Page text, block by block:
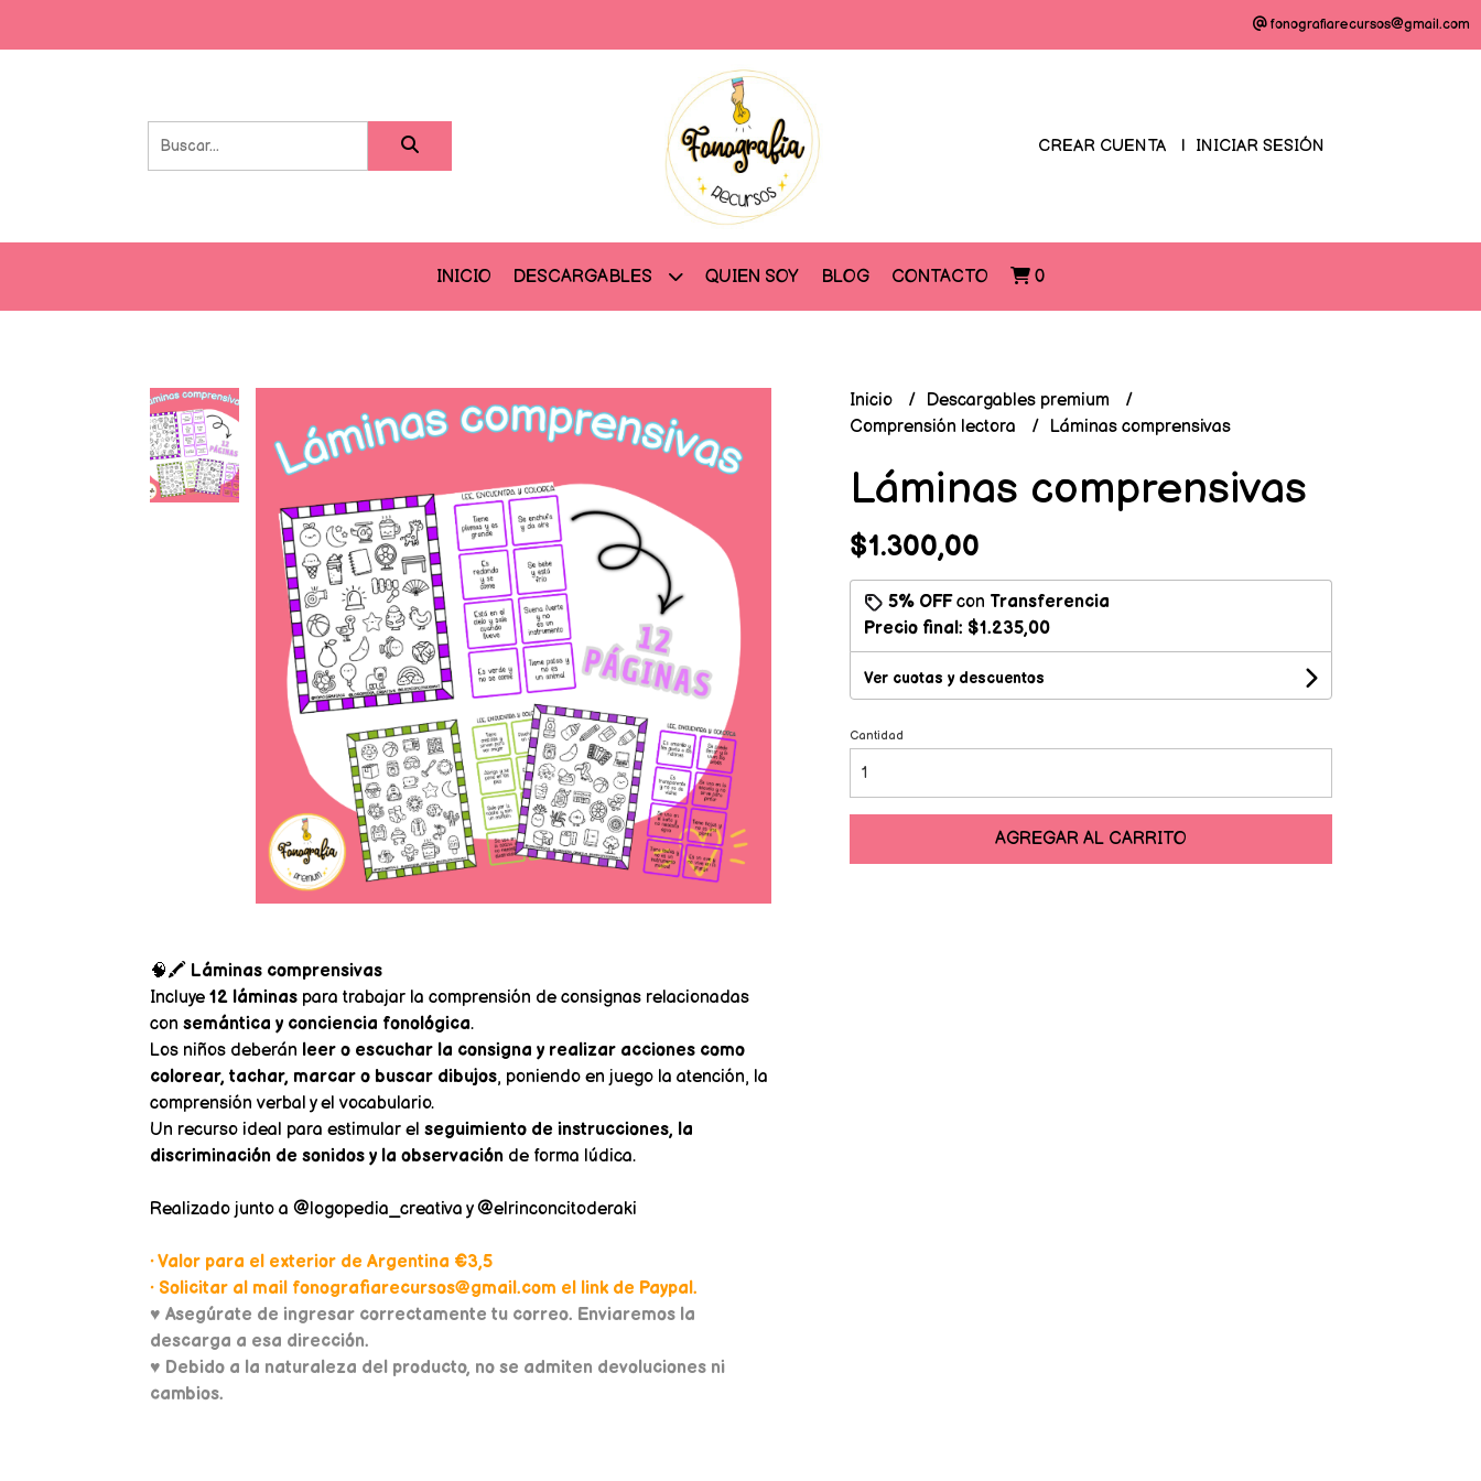
fonografiarecursos@gmail.com
CREAR CUENTA INICIAR SESIÓN
INICIO DESCARGABLES QUIEN SOY BLOG CONTACTO 0
🧠🖍️ Láminas comprensivas
Incluye 12 láminaspara trabajar la comprensión de consignas relacionadas
con semántica y conciencia fonológica.
Los niños deberán leer o escuchar la consigna y realizar acciones como
colorear, tachar, marcar o buscar dibujos, poniendo en juego la atención, la
comprensión verbal y el vocabulario.
Un recurso ideal para estimular el seguimiento de instrucciones, la
discriminación de sonidos y la observaciónde forma lúdica.
Realizado junto a @logopedia_creativa y @elrinconcitoderaki
• Valor para el exterior de Argentina €3,5
• Solicitar al mail fonografiarecursos@gmail.com el link de Paypal.
♥ Asegúrate de ingresar correctamente tu correo. Enviaremos la
descarga a esa dirección.
♥ Debido a la naturaleza del producto, no se admiten devoluciones ni
cambios.
Inicio
Descargables premium
Comprensión lectora
Láminas comprensivas
Láminas comprensivas
$1.300,00
5% OFFcon Transferencia
Precio final: $1.235,00
Ver cuotas y descuentos
Cantidad
AGREGAR AL CARRITO